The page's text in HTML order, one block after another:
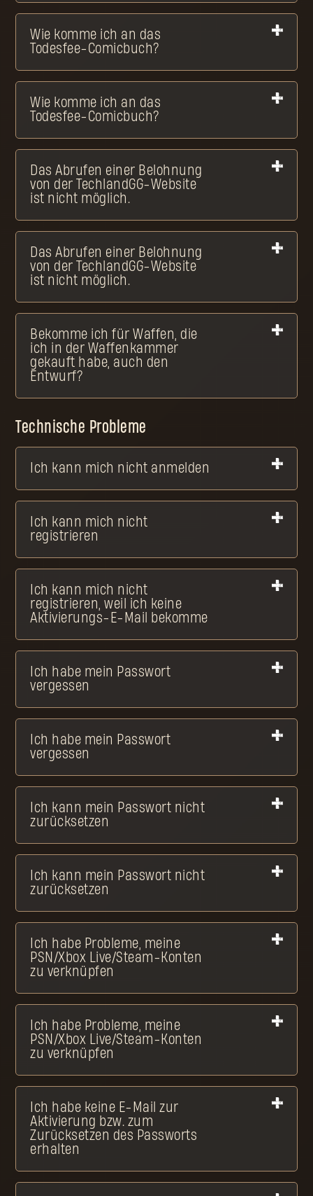
Wie komme ich an das
Todesfee-Comicbuch?
Wie komme ich an das
Todesfee-Comicbuch?
Das Abrufen einer Belohnung
von der TechlandGG-Website
ist nicht möglich.
Das Abrufen einer Belohnung
von der TechlandGG-Website
ist nicht möglich.
Bekomme ich für Waffen, die
ich in der Waffenkammer
gekauft habe, auch den
Entwurf?
Technische Probleme
Ich kann mich nicht anmelden
Ich kann mich nicht
registrieren
Ich kann mich nicht
registrieren, weil ich keine
Aktivierungs-E-Mail bekomme
Ich habe mein Passwort
vergessen
Ich habe mein Passwort
vergessen
Ich kann mein Passwort nicht
zurücksetzen
Ich kann mein Passwort nicht
zurücksetzen
Ich habe Probleme, meine
PSN/Xbox Live/Steam-Konten
zu verknüpfen
Ich habe Probleme, meine
PSN/Xbox Live/Steam-Konten
zu verknüpfen
Ich habe keine E-Mail zur
Aktivierung bzw. zum
Zurücksetzen des Passworts
erhalten